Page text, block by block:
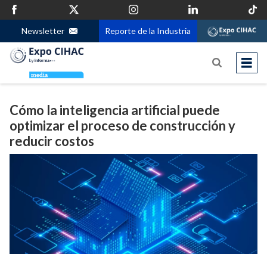
Newsletter Reporte de la Industria
Cómo la inteligencia artificial puede
optimizar el proceso de construcción y
reducir costos